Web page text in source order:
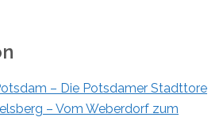
– Die Potsdamer Stadttore
– Vom Weberdorf zum